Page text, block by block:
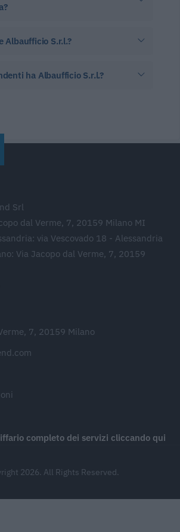
Albaufficio S.r.l.?
ha Albaufficio S.r.l.?
Srl
dal Verme, 7, 20159 Milano MI
via Vescovado 18 - Alessandria
Via Jacopo dal Verme, 7, 20159
7, 20159 Milano
completo dei servizi cliccando qui
2026. All Rights Reserved.